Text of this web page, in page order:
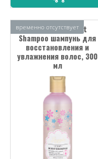
Laggie Clay Moist
Shampoo шампунь для
восстановления и
увлажнения волос, 300
мл
временно отсутствует